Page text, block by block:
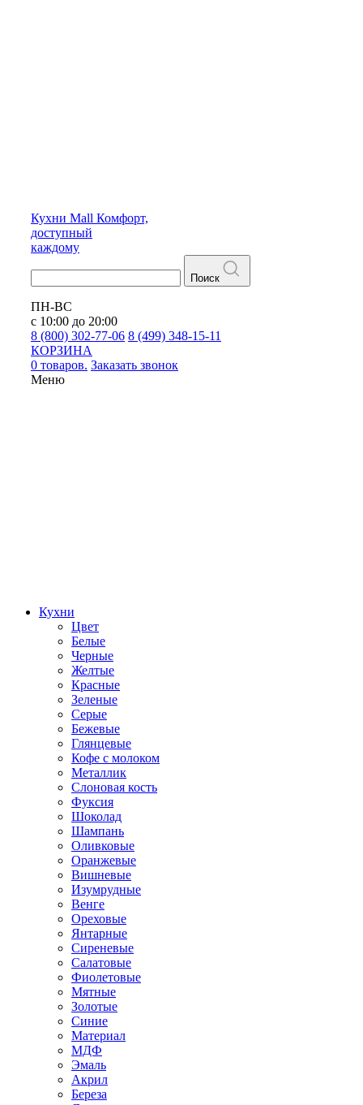
Кухни Mall Комфорт,
доступный
каждому
Поиск
ПН-ВС
с 10:00 до 20:00
8 (800) 302-77-06 8 (499) 348-15-11
КОРЗИНА
0 товаров. Заказать звонок
Меню
Кухни
Цвет
Белые
Черные
Желтые
Красные
Зеленые
Серые
Бежевые
Глянцевые
Кофе с молоком
Металлик
Слоновая кость
Фуксия
Шоколад
Шампань
Оливковые
Оранжевые
Вишневые
Изумрудные
Венге
Ореховые
Янтарные
Сиреневые
Салатовые
Фиолетовые
Мятные
Золотые
Синие
Материал
МДФ
Эмаль
Акрил
Береза